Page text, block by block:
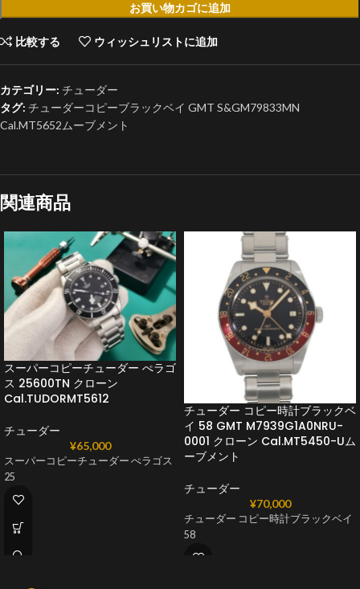
お買い物カゴに追加
比較する ウィッシュリストに追加
カテゴリー: チューダー
タグ: チューダーコピーブラックベイ GMT S&GM79833MN
Cal.MT5652ムーブメント
関連商品
スーパーコピーチューダー ぺラゴ
ス 25600TN クローン
Cal.TUDORMT5612
チューダー
¥65,000
スーパーコピーチューダー ぺラゴス
25
チューダー コピー時計ブラックベ
イ 58 GMT M7939G1A0NRU-
0001 クローン Cal.MT5450-Uム
ーブメント
チューダー
¥70,000
チューダー コピー時計ブラックベイ
58